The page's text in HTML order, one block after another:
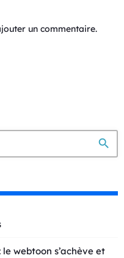
un commentaire.
search
webtoon s’achève et